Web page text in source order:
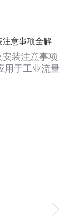
意事项全解
安装注意事项
用于工业流量